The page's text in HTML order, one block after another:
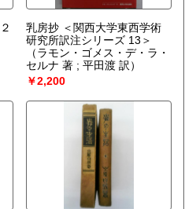
乳房抄 ＜関西大学東西学術
研究所訳注シリーズ 13＞
（ラモン・ゴメス・デ・ラ・
セルナ 著 ; 平田渡 訳）
￥2,200